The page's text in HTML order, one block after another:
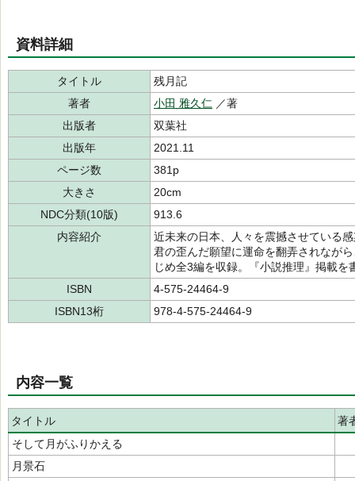
資料詳細
タイトル
残月記
著者
小田 雅久仁 ／著
出版者
双葉社
出版年
2021.11
ページ数
381p
大きさ
20cm
NDC分類(10版)
913.6
内容紹介
近未来の日本、人々を震撼させている
君の歪んだ願望に運命を翻弄されなが
じめ全3編を収録。『小説推理』掲載を
ISBN
4-575-24464-9
ISBN13桁
978-4-575-24464-9
内容一覧
タイトル
著
そして月がふりかえる
月景石